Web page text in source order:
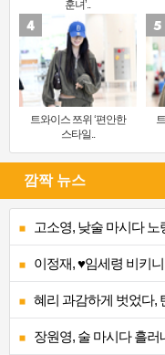
훈녀’..
트와이스 쯔위 ‘편안한
스타일..
깜짝 뉴스
고소영, 낮술 마시다 노
이정재, ♥임세령 비키
혜리 과감하게 벗었다,
장원영, 술 마시다 흘